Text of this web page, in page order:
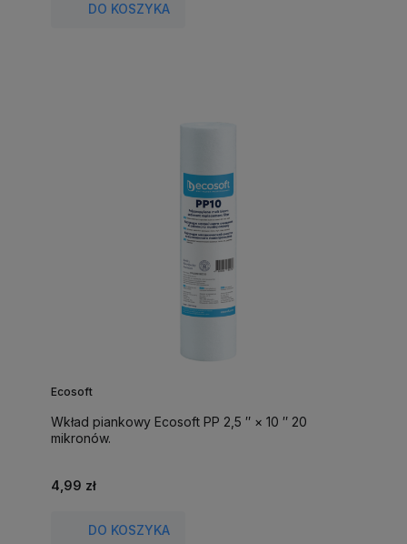
DO KOSZYKA
Ecosoft
Wkład piankowy Ecosoft PP 2,5 ″ × 10 ″ 20
mikronów.
4,99 zł
DO KOSZYKA